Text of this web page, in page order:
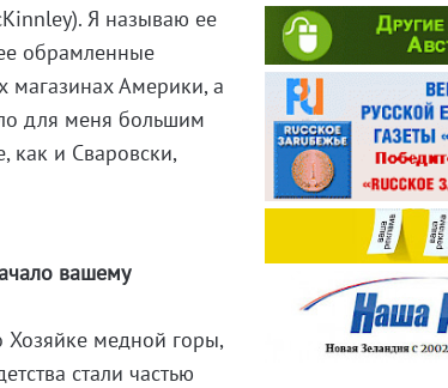
Я называю ее
обрамленные
магазинах Америки, а
для меня большим
как и Сваровски,
вашему
Хозяйке медной горы,
стали частью